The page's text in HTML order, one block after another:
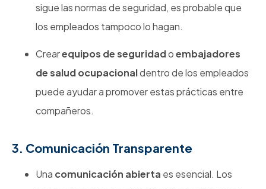
sigue las normas de seguridad, es probable que
los empleados tampoco lo hagan.
Crearequipos de seguridadoembajadores
de salud ocupacionaldentro de los empleados
puede ayudar a promover estas prácticas entre
compañeros.
3. Comunicación Transparente
Una comunicación abierta es esencial. Los